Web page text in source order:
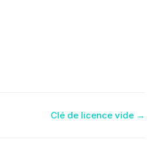
Clé de licence vide →